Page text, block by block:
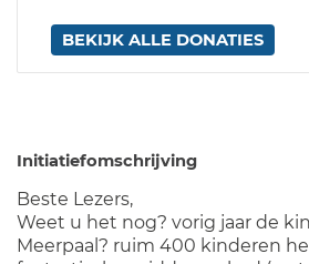
BEKIJK ALLE DONATIES
Initiatiefomschrijving
Beste Lezers,
Weet u het nog? vorig jaar de
Meerpaal? ruim 400 kinderen